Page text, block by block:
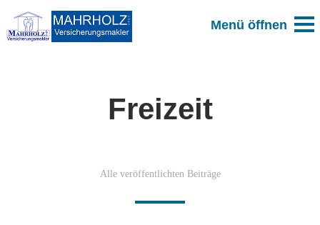
Freizeit
Alle veröffentlichten Beiträge